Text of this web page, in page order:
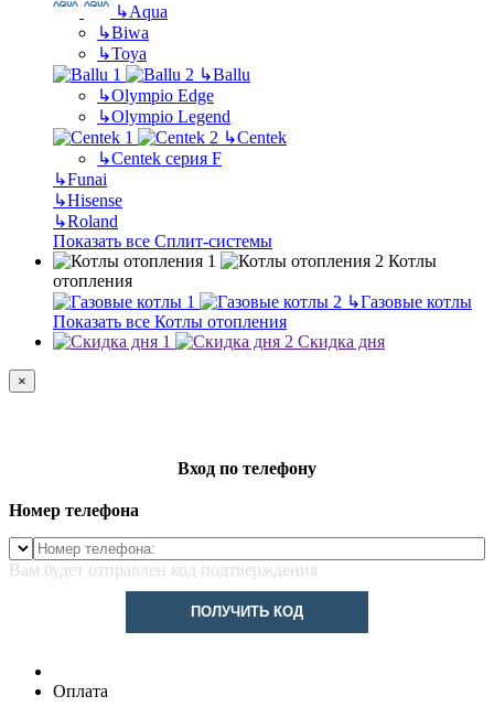
↳Aqua
↳Biwa
↳Toya
↳Ballu
↳Olympio Edge
↳Olympio Legend
↳Centek
↳Centek серия F
↳Funai
↳Hisense
↳Roland
Показать все Сплит-системы
Котлы
отопления
↳Газовые котлы
Показать все Котлы отопления
Скидка дня
×
Вход по телефону
Номер телефона
Вам будет отправлен код подтверждения
ПОЛУЧИТЬ КОД
Оплата